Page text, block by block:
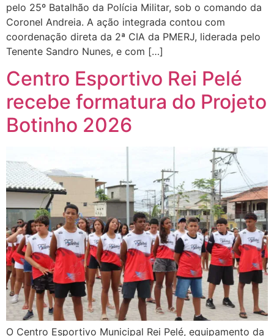
pelo 25º Batalhão da Polícia Militar, sob o comando da
Coronel Andreia. A ação integrada contou com
coordenação direta da 2ª CIA da PMERJ, liderada pelo
Tenente Sandro Nunes, e com […]
Centro Esportivo Rei Pelé
recebe formatura do Projeto
Botinho 2026
O Centro Esportivo Municipal Rei Pelé, equipamento da